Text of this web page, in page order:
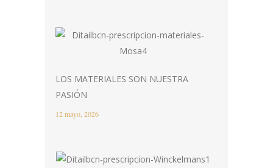
LOS MATERIALES SON NUESTRA
PASIÓN
12 mayo, 2026